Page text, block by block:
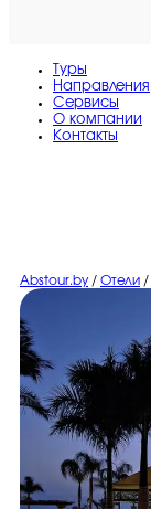
Туры
Направления
Сервисы
O компании
Контакты
Abstour.by / Отели /